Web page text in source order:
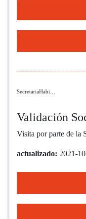
SecretariaHabi…
Validación
Visita por parte de la
actualizado: 2021-